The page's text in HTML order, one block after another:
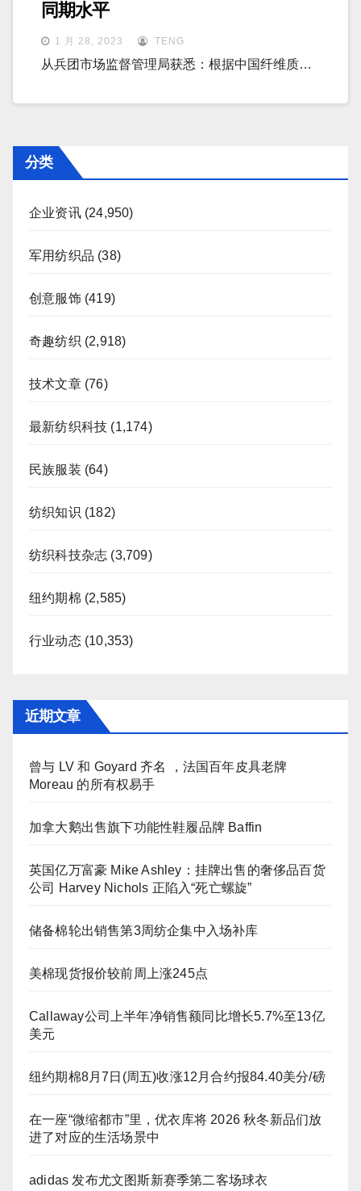
同期水平
1 月 28, 2023 TENG
从兵团市场监督管理局获悉：根据中国纤维质…
分类
企业资讯(24,950)
军用纺织品 (38)
创意服饰(419)
奇趣纺织 (2,918)
技术文章(76)
最新纺织科技 (1,174)
民族服装 (64)
纺织知识 (182)
纺织科技杂志 (3,709)
纽约期棉 (2,585)
行业动态(10,353)
近期文章
曾与 LV 和 Goyard 齐名 ，法国百年皮具老牌
Moreau 的所有权易手
加拿大鹅出售旗下功能性鞋履品牌 Baffin
英国亿万富豪 Mike Ashley：挂牌出售的奢侈品百货
公司 Harvey Nichols 正陷入“死亡螺旋”
储备棉轮出销售第3周纺企集中入场补库
美棉现货报价较前周上涨245点
Callaway公司上半年净销售额同比增长5.7%至13亿
美元
纽约期棉8月7日(周五)收涨12月合约报84.40美分/磅
在一座“微缩都市”里，优衣库将 2026 秋冬新品们放
进了对应的生活场景中
adidas 发布尤文图斯新赛季第二客场球衣